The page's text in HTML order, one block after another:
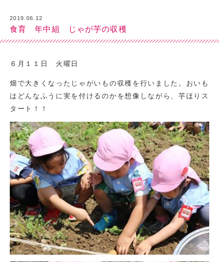
2019.06.12
食育 年中組 じゃが芋の収穫
６月１１日 火曜日
畑で大きくなったじゃがいもの収穫を行いました。おいも
はどんなふうに実を付けるのかを想像しながら、芋ほりス
タート！！